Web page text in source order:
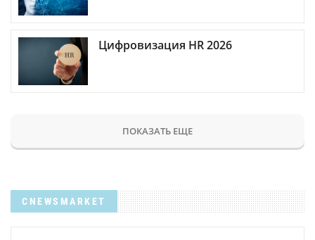
Цифровизация HR 2026
ПОКАЗАТЬ ЕЩЕ
CNEWSMARKET